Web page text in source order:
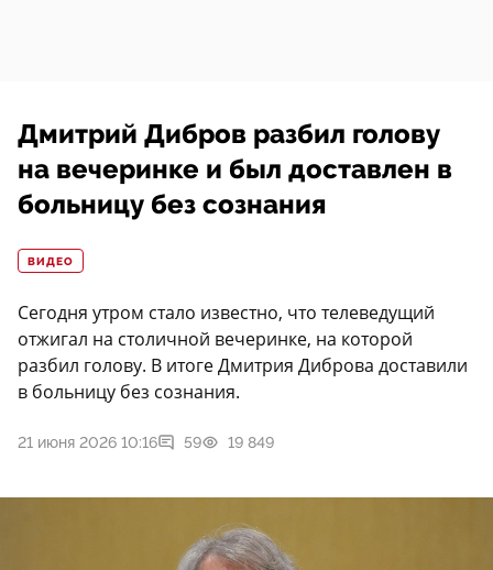
Дмитрий Дибров разбил голову
на вечеринке и был доставлен в
больницу без сознания
ВИДЕО
Сегодня утром стало известно, что телеведущий
отжигал на столичной вечеринке, на которой
разбил голову. В итоге Дмитрия Диброва доставили
в больницу без сознания.
21 июня 2026 10:16 59 19 849